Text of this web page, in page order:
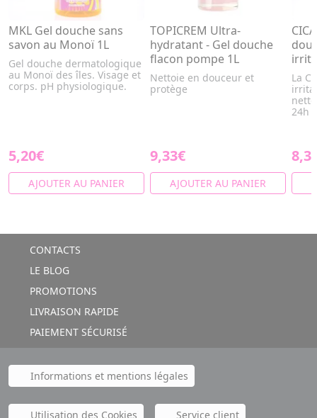
MKL Gel douche sans
savon au Monoï 1L
Gel douche dermatologique
au Monoï des îles. Visage et
corps. pH physiologique.
5,20€
AJOUTER AU PANIER
TOPICREM Ultra-
hydratant - Gel douche
flacon pompe 1L
Nettoie en douceur et
protège
9,33€
AJOUTER AU PANIER
La
24h
CONTACTS
LE BLOG
PROMOTIONS
LIVRAISON RAPIDE
PAIEMENT SÉCURISÉ
Informations et mentions légales
Utilisation des Cookies Service client